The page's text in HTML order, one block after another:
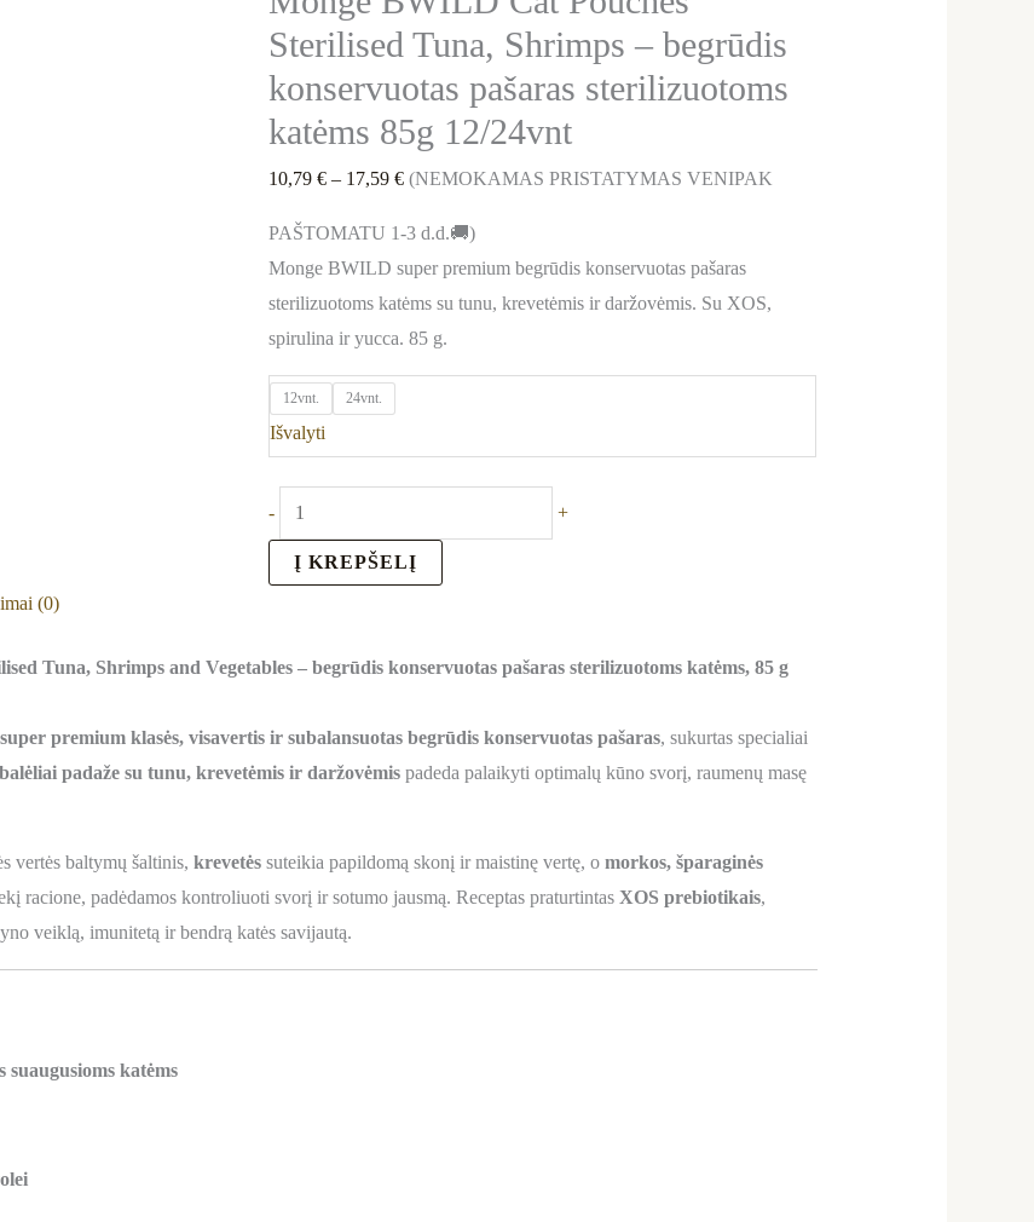
Sterilised Tuna, Shrimps – begrūdis
konservuotas pašaras sterilizuotoms
katėms 85g 12/24vnt
10,79€ – 17,59€ (NEMOKAMAS PRISTATYMAS VENIPAK
PAŠTOMATU 1-3 d.d.🚚)
Monge BWILD super premium begrūdis konservuotas pašaras
sterilizuotoms katėms su tunu, krevetėmis ir daržovėmis. Su XOS,
spirulina ir yucca. 85 g.
12vnt. 24vnt.
Išvalyti
-
12/24vnt
+
Į KREPŠELĮ
(0)
Tuna, Shrimps and Vegetables – begrūdis konservuotas pašaras sterilizuotoms katėms, 85 g
super premium klasės, visavertis ir subalansuotas begrūdis konservuotas pašaras, sukurtas specialiai
padaže su tunu, krevetėmis ir daržovėmispadeda palaikyti optimalų kūno svorį, raumenų masę
vertės baltymų šaltinis, krevetėssuteikia papildomą skonį ir maistinę vertę, o morkos, šparaginės
racione, padėdamos kontroliuoti svorį ir sotumo jausmą. Receptas praturtintas XOS prebiotikais,
veiklą, imunitetą ir bendrą katės savijautą.
suaugusioms katėms